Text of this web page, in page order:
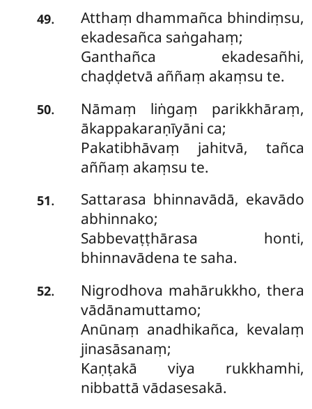
49.
Atthaṃ dhammañca bhindiṃsu,
ekadesañca saṅgahaṃ;
Ganthañca ekadesañhi,
chaḍḍetvā aññaṃ akaṃsu te.
50.
Nāmaṃ liṅgaṃ parikkhāraṃ,
ākappakaraṇīyāni ca;
Pakatibhāvaṃ jahitvā, tañca
aññaṃ akaṃsu te.
51.
Sattarasa bhinnavādā, ekavādo
abhinnako;
Sabbevaṭṭhārasa honti,
bhinnavādena te saha.
52.
Nigrodhova mahārukkho, thera
vādānamuttamo;
Anūnaṃ anadhikañca, kevalaṃ
jinasāsanaṃ;
Kaṇṭakā viya rukkhamhi,
nibbattā vādasesakā.